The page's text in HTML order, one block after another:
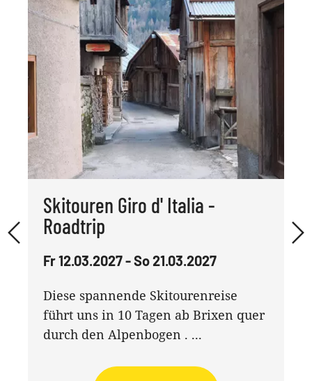
Skitouren Giro d' Italia -
Roadtrip
Fr 12.03.2027 - So 21.03.2027
Diese spannende Skitourenreise
führt uns in 10 Tagen ab Brixen quer
durch den Alpenbogen . ...